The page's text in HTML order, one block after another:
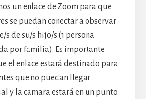
un enlace de Zoom para que
se puedan conectar a observar
s de su/s hijo/s (1 persona
por familia). Es importante
el enlace estará destinado para
que no puedan llegar
y la camara estará en un punto